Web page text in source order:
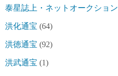
泰星誌上・ネットオークション
洪化通宝 (64)
洪徳通宝 (92)
洪武通宝 (1)